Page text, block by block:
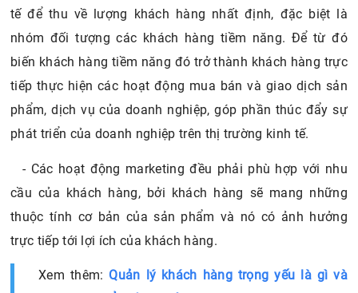
tế để thu về lượng khách hàng nhất định, đặc biệt là
nhóm đối tượng các khách hàng tiềm năng. Để từ đó
biến khách hàng tiềm năng đó trở thành khách hàng trực
tiếp thực hiện các hoạt động mua bán và giao dịch sản
phẩm, dịch vụ của doanh nghiệp, góp phần thúc đẩy sự
phát triển của doanh nghiệp trên thị trường kinh tế.
- Các hoạt động marketing đều phải phù hợp với nhu
cầu của khách hàng, bởi khách hàng sẽ mang những
thuộc tính cơ bản của sản phẩm và nó có ảnh hưởng
trực tiếp tới lợi ích của khách hàng.
Xem thêm:Quản lý khách hàng trọng yếu là gì và